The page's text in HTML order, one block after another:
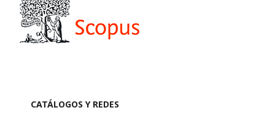
CATÁLOGOS Y REDES